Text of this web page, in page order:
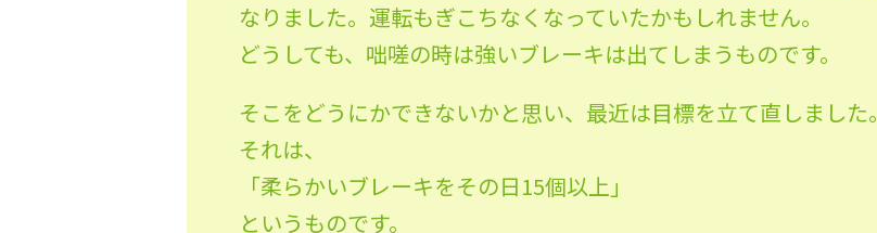
なりました。運転もぎこちなくなっていたかもしれません。
どうしても、咄嗟の時は強いブレーキは出てしまうものです。
そこをどうにかできないかと思い、最近は目標を立て直しました。
それは、
「柔らかいブレーキをその日15個以上」
というものです。